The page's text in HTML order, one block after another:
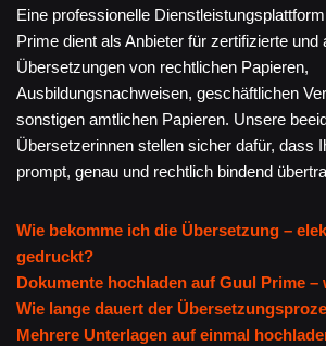
Eine professionelle
Prime dient als Anbieter für zertifizierte und
Übersetzungen von rechtlichen Papieren,
Ausbildungsnachweisen, geschäftlichen
sonstigen amtlichen Papieren. Unsere
Übersetzerinnen stellen sicher dafür, dass
prompt, genau und rechtlich bindend
Wie bekomme ich die Übersetzung –
gedruckt?
Dokumente hochladen auf Guul Prime –
Wie lange dauert der
Mehrere Unterlagen auf einmal